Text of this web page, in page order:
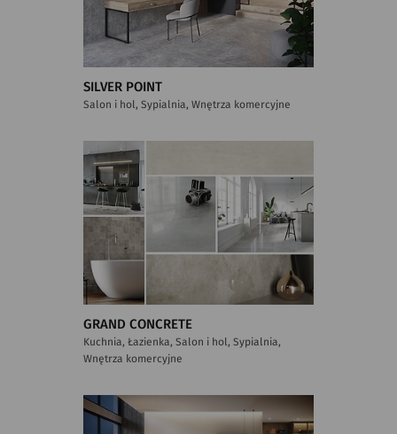
SILVER POINT
Salon i hol, Sypialnia, Wnętrza komercyjne
GRAND CONCRETE
Kuchnia, Łazienka, Salon i hol, Sypialnia,
Wnętrza komercyjne